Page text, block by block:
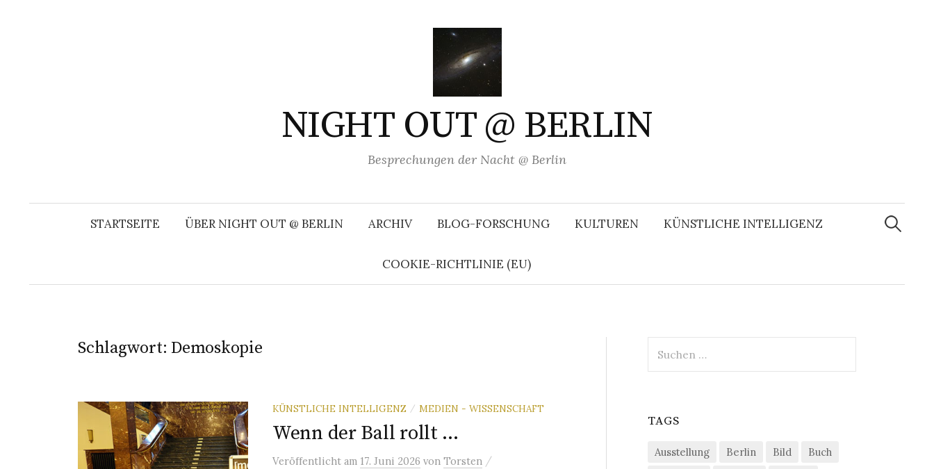
NIGHT OUT @ BERLIN
Besprechungen der Nacht @ Berlin
STARTSEITE ÜBER NIGHT OUT @ BERLIN ARCHIV BLOG-FORSCHUNG KULTUREN KÜNSTLICHE INTELLIGENZ
COOKIE-RICHTLINIE (EU)
Suchen
nach:
Schlagwort: Demoskopie
KÜNSTLICHE INTELLIGENZ / MEDIEN - WISSENSCHAFT
Wenn der Ball rollt …
Veröffentlicht am 17. Juni 2026 von Torsten /
nach:
TAGS
Ausstellung Berlin Bild
Buch